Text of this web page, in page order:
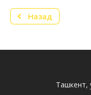
Назад
Ташкент,
Telegram